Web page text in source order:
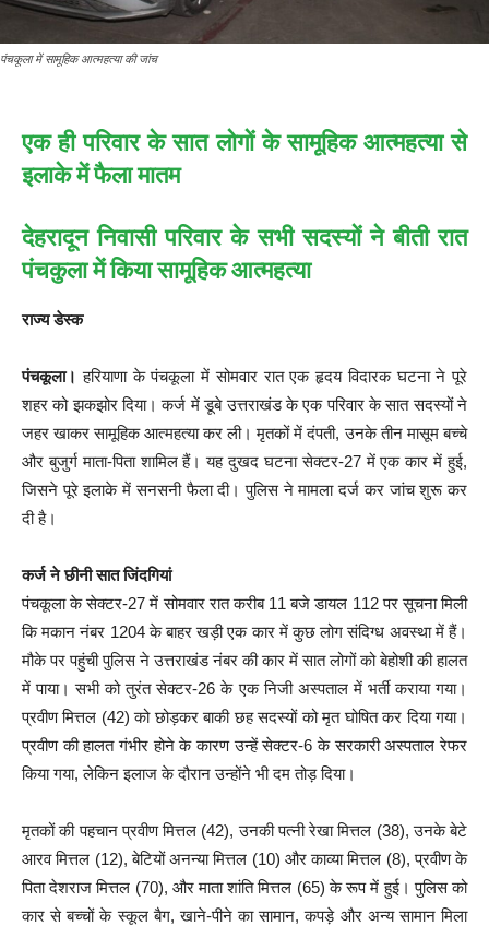
पंचकूला में सामूहिक आत्महत्या की जांच
एक ही परिवार के सात लोगों के सामूहिक आत्महत्या से
इलाके में फैला मातम
देहरादून निवासी परिवार के सभी सदस्यों ने बीती रात
पंचकुला में किया सामूहिक आत्महत्या
राज्य डेस्क
पंचकूला।हरियाणा के पंचकूला में सोमवार रात एक हृदय विदारक घटना ने पूरे
शहर को झकझोर दिया। कर्ज में डूबे उत्तराखंड के एक परिवार के सात सदस्यों ने
जहर खाकर सामूहिक आत्महत्या कर ली। मृतकों में दंपती, उनके तीन मासूम बच्चे
और बुजुर्ग माता-पिता शामिल हैं। यह दुखद घटना सेक्टर-27 में एक कार में हुई,
जिसने पूरे इलाके में सनसनी फैला दी। पुलिस ने मामला दर्ज कर जांच शुरू कर
दी है।
कर्ज ने छीनी सात जिंदगियां
पंचकूला के सेक्टर-27 में सोमवार रात करीब 11 बजे डायल 112 पर सूचना मिली
कि मकान नंबर 1204 के बाहर खड़ी एक कार में कुछ लोग संदिग्ध अवस्था में हैं।
मौके पर पहुंची पुलिस ने उत्तराखंड नंबर की कार में सात लोगों को बेहोशी की हालत
में पाया। सभी को तुरंत सेक्टर-26 के एक निजी अस्पताल में भर्ती कराया गया।
प्रवीण मित्तल (42) को छोड़कर बाकी छह सदस्यों को मृत घोषित कर दिया गया।
प्रवीण की हालत गंभीर होने के कारण उन्हें सेक्टर-6 के सरकारी अस्पताल रेफर
किया गया, लेकिन इलाज के दौरान उन्होंने भी दम तोड़ दिया।
मृतकों की पहचान प्रवीण मित्तल (42), उनकी पत्नी रेखा मित्तल (38), उनके बेटे
आरव मित्तल (12), बेटियों अनन्या मित्तल (10) और काव्या मित्तल (8), प्रवीण के
पिता देशराज मित्तल (70), और माता शांति मित्तल (65) के रूप में हुई। पुलिस को
कार से बच्चों के स्कूल बैग, खाने-पीने का सामान, कपड़े और अन्य सामान मिला